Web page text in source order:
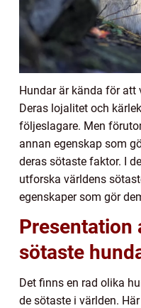
Hundar är kända för att
Deras lojalitet och
följeslagare. Men
annan egenskap som
deras sötaste faktor. I
utforska världens
egenskaper som gör
Presentation
sötaste
Det finns en rad olika
de sötaste i världen.